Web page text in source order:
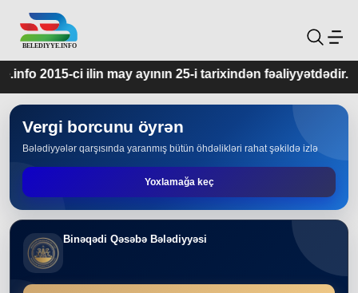
ayının 25-i tarixindən fəaliyyətdədir.
Vergi borcunu öyrən
Bələdiyyələr qarşısında yaranmış bütün öhdəlikləri rahat şəkildə izlə
Yoxlamağa keç
Binəqədi Qəsəbə Bələdiyyəsi